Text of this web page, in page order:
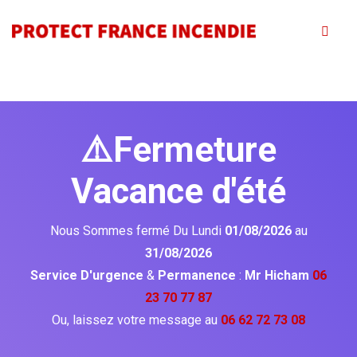
⚠️Fermeture
Vacance d'été
Nous Sommes fermé Du Lundi 01/08/2026 au
31/08/2026
Service D'urgence & Permanence : Mr Hicham 06
23 70 77 87
Ou, laissez votre message au 06 62 72 73 08